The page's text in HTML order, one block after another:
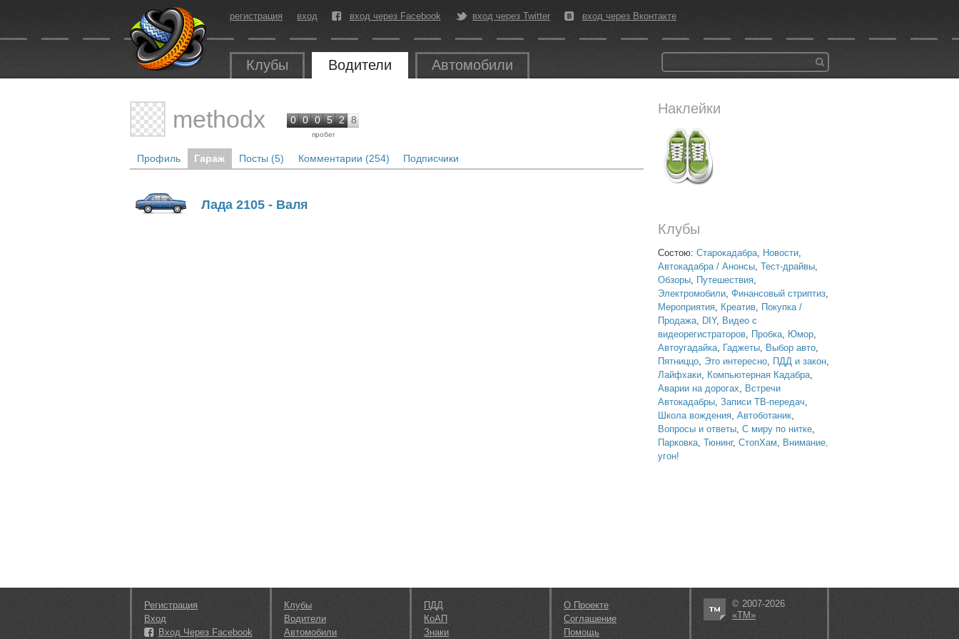
регистрация вход вход через Facebook вход через Twitter вход через Вконтакте
Клубы Водители Автомобили
Наклейки
Клубы
Состою: Старокадабра, Новости,
Автокадабра / Анонсы, Тест-драйвы,
Обзоры, Путешествия,
Электромобили, Финансовый стриптиз,
Мероприятия, Креатив, Покупка /
Продажа, DIY, Видео с
видеорегистраторов, Пробка, Юмор,
Автоугадайка, Гаджеты, Выбор авто,
Пятниццо, Это интересно, ПДД и закон,
Лайфхаки, Компьютерная Кадабра,
Аварии на дорогах, Встречи
Автокадабры, Записи ТВ-передач,
Школа вождения, Автоботаник,
Вопросы и ответы, С миру по нитке,
Парковка, Тюнинг, СтопХам, Внимание,
угон!
methodx 0 0 0 5 2 8
пробег
Профиль Гараж Посты (5) Комментарии (254) Подписчики
Лада 2105 - Валя
Регистрация
Вход
Вход Через Facebook
Клубы
Водители
Автомобили
ПДД
КоАП
Знаки
О Проекте
Соглашение
Помощь
© 2007-2026
«ТМ»